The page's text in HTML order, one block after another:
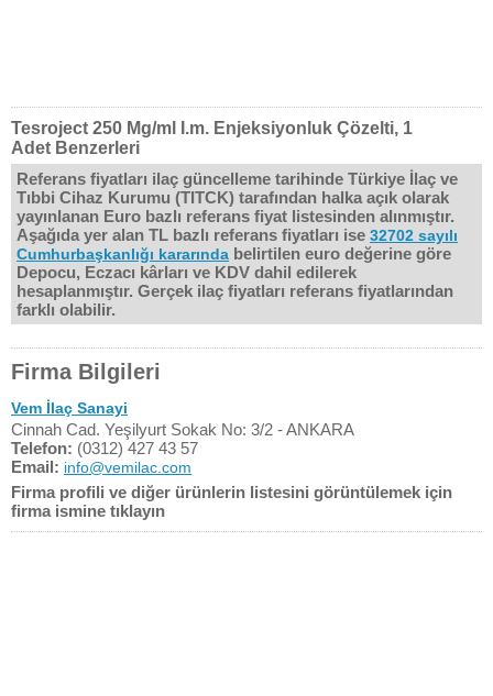
Tesroject 250 Mg/ml I.m. Enjeksiyonluk Çözelti, 1
Adet Benzerleri
Referans fiyatları ilaç güncelleme tarihinde Türkiye İlaç ve
Tıbbi Cihaz Kurumu (TITCK) tarafından halka açık olarak
yayınlanan Euro bazlı referans fiyat listesinden alınmıştır.
Aşağıda yer alan TL bazlı referans fiyatları ise 32702 sayılı
Cumhurbaşkanlığı kararında belirtilen euro değerine göre
Depocu, Eczacı kârları ve KDV dahil edilerek
hesaplanmıştır. Gerçek ilaç fiyatları referans fiyatlarından
farklı olabilir.
Firma Bilgileri
Vem İlaç Sanayi
Cinnah Cad. Yeşilyurt Sokak No: 3/2 - ANKARA
Telefon: (0312) 427 43 57
Email: info@vemilac.com
Firma profili ve diğer ürünlerin listesini görüntülemek için
firma ismine tıklayın